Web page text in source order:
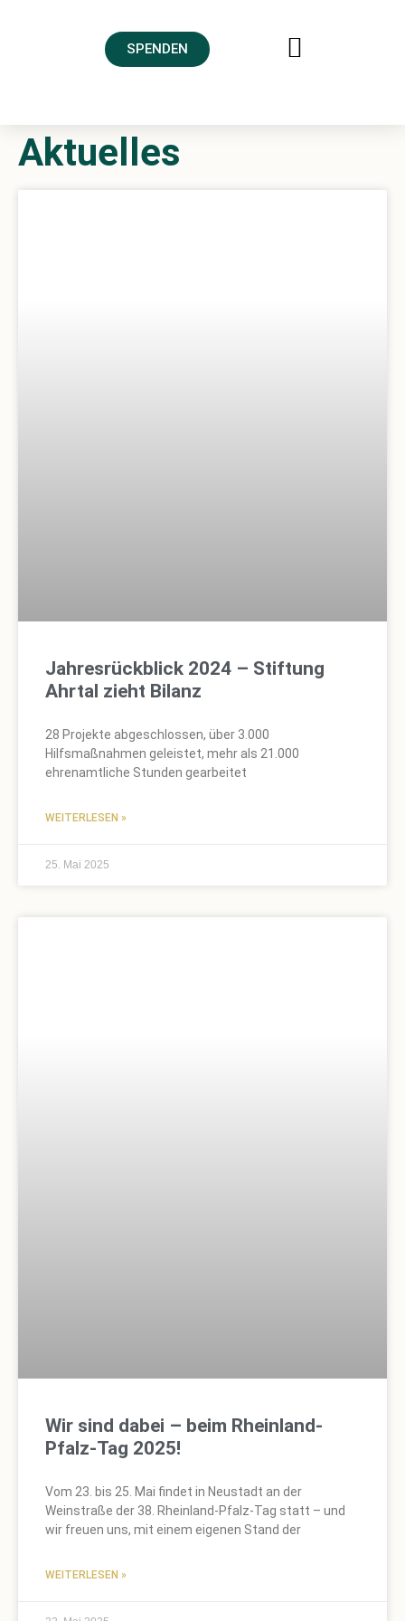
SPENDEN
Aktuelles
Jahresrückblick 2024 – Stiftung
Ahrtal zieht Bilanz
28 Projekte abgeschlossen, über 3.000
Hilfsmaßnahmen geleistet, mehr als 21.000
ehrenamtliche Stunden gearbeitet
WEITERLESEN »
25. Mai 2025
Wir sind dabei – beim Rheinland-
Pfalz-Tag 2025!
Vom 23. bis 25. Mai findet in Neustadt an der
Weinstraße der 38. Rheinland-Pfalz-Tag statt – und
wir freuen uns, mit einem eigenen Stand der
WEITERLESEN »